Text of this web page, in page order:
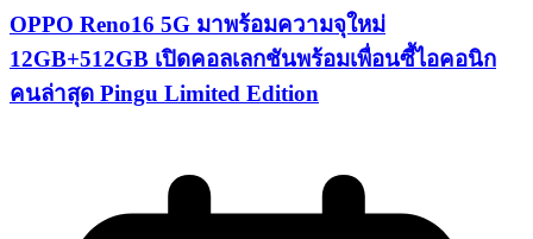
OPPO Reno16 5G มาพร้อมความจุใหม่
12GB+512GB เปิดคอลเลกชันพร้อมเพื่อนซี้ไอคอนิก
คนล่าสุด Pingu Limited Edition